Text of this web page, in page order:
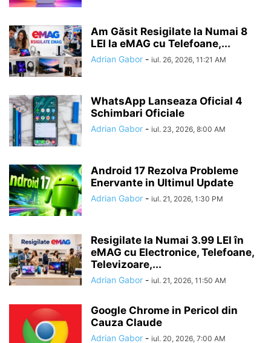
Am Găsit Resigilate la Numai 8
LEI la eMAG cu Telefoane,...
Adrian Gabor - iul. 26, 2026, 11:21 AM
WhatsApp Lanseaza Oficial 4
Schimbari Oficiale
Adrian Gabor - iul. 23, 2026, 8:00 AM
Android 17 Rezolva Probleme
Enervante in Ultimul Update
Adrian Gabor - iul. 21, 2026, 1:30 PM
Resigilate la Numai 3.99 LEI în
eMAG cu Electronice, Telefoane,
Televizoare,...
Adrian Gabor - iul. 21, 2026, 11:50 AM
Google Chrome in Pericol din
Cauza Claude
Adrian Gabor - iul. 20, 2026, 7:00 AM